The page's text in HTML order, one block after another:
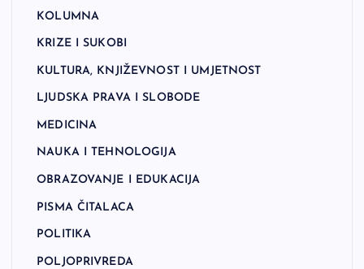
KOLUMNA
KRIZE I SUKOBI
KULTURA, KNJIŽEVNOST I UMJETNOST
LJUDSKA PRAVA I SLOBODE
MEDICINA
NAUKA I TEHNOLOGIJA
OBRAZOVANJE I EDUKACIJA
PISMA ČITALACA
POLITIKA
POLJOPRIVREDA